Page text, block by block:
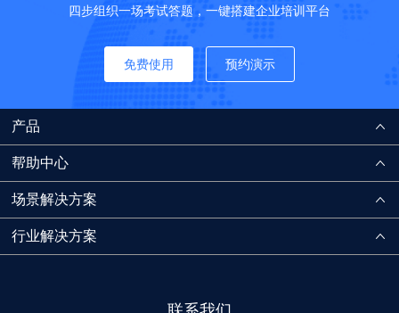
四步组织一场考试答题，一键搭建企业培训平台
免费使用 预约演示
产品
帮助中心
场景解决方案
行业解决方案